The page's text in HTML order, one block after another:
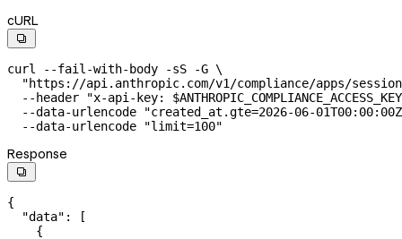
cURL

curl --fail-with-body -sS -G \
"https://api.anthropic.com/v1/compliance/apps/
  --header
"x-api-key: $ANTHROPIC_COMPLIANCE_ACCESS_KEY
  --data-urlencode
"created_at.gte=2026-06-
  --data-urlencode
"limit=100"
Response

{
  "data"
: [
    {